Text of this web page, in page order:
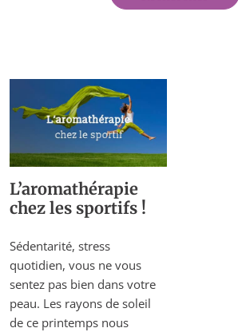
L’aromathérapie
chez les sportifs !
Sédentarité, stress
quotidien, vous ne vous
sentez pas bien dans votre
peau. Les rayons de soleil
de ce printemps nous